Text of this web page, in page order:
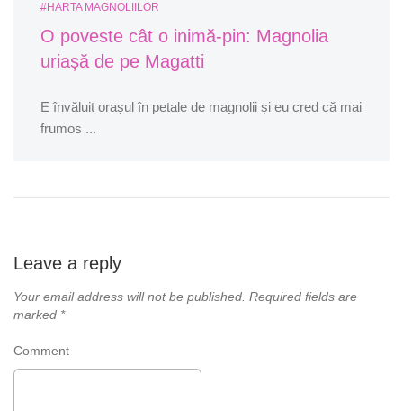
#HARTA MAGNOLIILOR
O poveste cât o inimă-pin: Magnolia
uriașă de pe Magatti
E învăluit orașul în petale de magnolii și eu cred că mai
frumos ...
Leave a reply
Your email address will not be published. Required fields are
marked *
Comment